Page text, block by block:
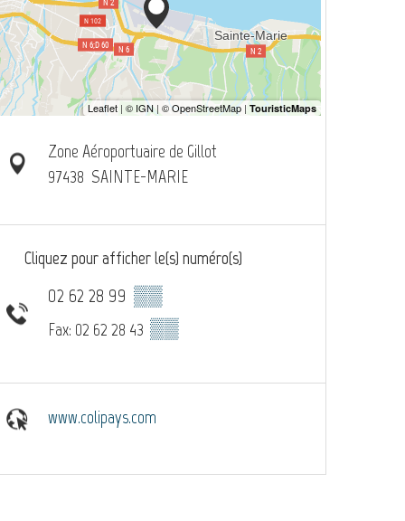
Zone Aéroportuaire de Gillot
97438 SAINTE-MARIE
Cliquez pour afficher le(s) numéro(s)
02 62 28 99 ▒▒
Fax: 02 62 28 43 ▒▒
www.colipays.com